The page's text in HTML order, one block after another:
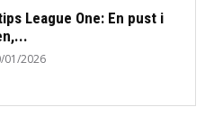
League One: En pust i
01/2026